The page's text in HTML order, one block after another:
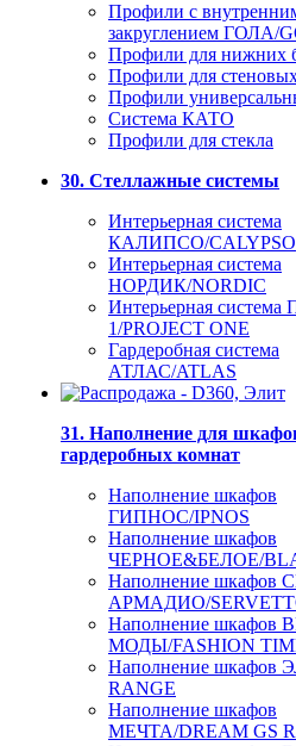
Профили с
закруглением ГОЛА/
Профили для нижних
Профили для
Профили
Система КАТО
Профили для стекла
30. Стеллажные системы
Интерьерная система
КАЛИПСО/CALYPSO
Интерьерная система
НОРДИК/NORDIC
Интерьерная
1/PROJECT ONE
Гардеробная система
АТЛАС/ATLAS
31. Наполнение для
гардеробных комнат
Наполнение шкафов
ГИПНОС/IPNOS
Наполнение шкафов
ЧЕРНОЕ&БЕЛОЕ/
Наполнение шкафов
АРМАДИО/
Наполнение шкафов
МОДЫ/FASHION
Наполнение шкафов
RANGE
Наполнение шкафов
МЕЧТА/DREAM GS